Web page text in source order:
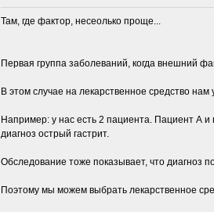
Там, где фактор, несеолько проще...
Первая группа заболеваний, когда внешний
В этом случае на лекарственное средство
Например: у нас есть 2 пациента. Пациент А и
диагноз острый гастрит.
Обследование тоже показывает, что диагноз
Поэтому мы можем выбрать лекарственное